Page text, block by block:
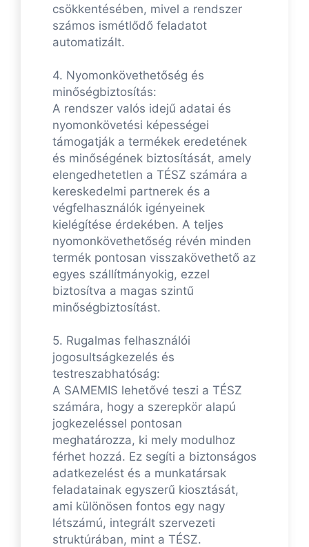
csökkentésében, mivel a rendszer
számos ismétlődő feladatot
automatizált.
4. Nyomonkövethetőség és
minőségbiztosítás:
A rendszer valós idejű adatai és
nyomonkövetési képességei
támogatják a termékek eredetének
és minőségének biztosítását, amely
elengedhetetlen a TÉSZ számára a
kereskedelmi partnerek és a
végfelhasználók igényeinek
kielégítése érdekében. A teljes
nyomonkövethetőség révén minden
termék pontosan visszakövethető az
egyes szállítmányokig, ezzel
biztosítva a magas szintű
minőségbiztosítást.
5. Rugalmas felhasználói
jogosultságkezelés és
testreszabhatóság:
A SAMEMIS lehetővé teszi a TÉSZ
számára, hogy a szerepkör alapú
jogkezeléssel pontosan
meghatározza, ki mely modulhoz
férhet hozzá. Ez segíti a biztonságos
adatkezelést és a munkatársak
feladatainak egyszerű kiosztását,
ami különösen fontos egy nagy
létszámú, integrált szervezeti
struktúrában, mint a TÉSZ.